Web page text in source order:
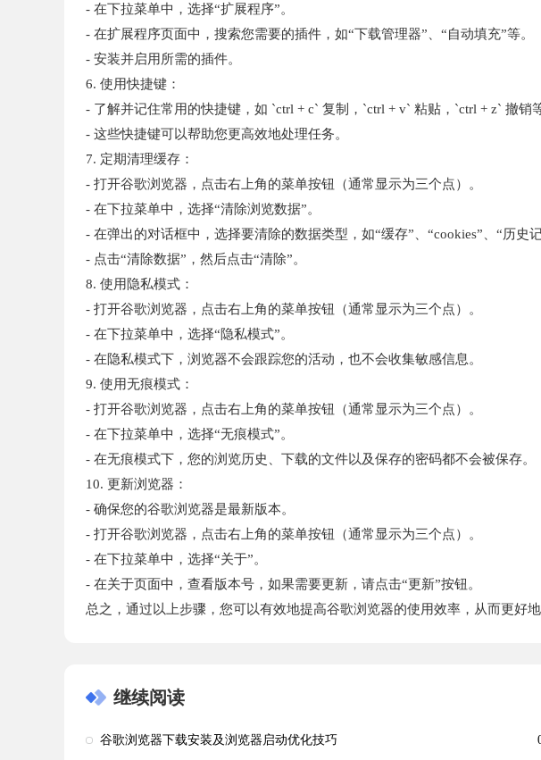
- 在下拉菜单中，选择“扩展程序”。
- 在扩展程序页面中，搜索您需要的插件，如“下载管理器”、“自动填充”等。
- 安装并启用所需的插件。
6. 使用快捷键：
- 了解并记住常用的快捷键，如 `ctrl + c` 复制，`ctrl + v` 粘贴，`ctrl + z` 撤销等
- 这些快捷键可以帮助您更高效地处理任务。
7. 定期清理缓存：
- 打开谷歌浏览器，点击右上角的菜单按钮（通常显示为三个点）。
- 在下拉菜单中，选择“清除浏览数据”。
- 在弹出的对话框中，选择要清除的数据类型，如“缓存”、“cookies”、“历史记
- 点击“清除数据”，然后点击“清除”。
8. 使用隐私模式：
- 打开谷歌浏览器，点击右上角的菜单按钮（通常显示为三个点）。
- 在下拉菜单中，选择“隐私模式”。
- 在隐私模式下，浏览器不会跟踪您的活动，也不会收集敏感信息。
9. 使用无痕模式：
- 打开谷歌浏览器，点击右上角的菜单按钮（通常显示为三个点）。
- 在下拉菜单中，选择“无痕模式”。
- 在无痕模式下，您的浏览历史、下载的文件以及保存的密码都不会被保存。
10. 更新浏览器：
- 确保您的谷歌浏览器是最新版本。
- 打开谷歌浏览器，点击右上角的菜单按钮（通常显示为三个点）。
- 在下拉菜单中，选择“关于”。
- 在关于页面中，查看版本号，如果需要更新，请点击“更新”按钮。
总之，通过以上步骤，您可以有效地提高谷歌浏览器的使用效率，从而更好地
继续阅读
谷歌浏览器下载安装及浏览器启动优化技巧